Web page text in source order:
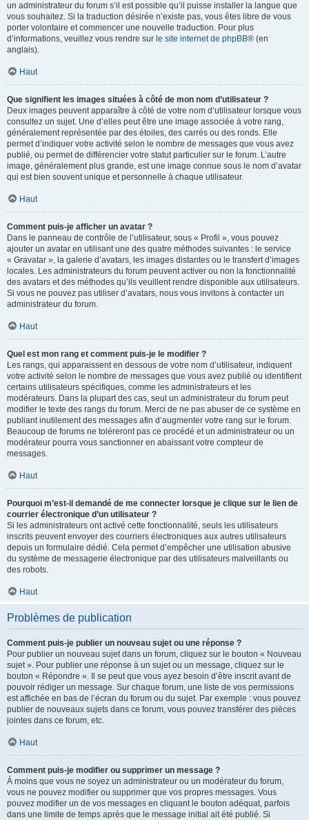
un administrateur du forum s’il est possible qu’il puisse installer la langue que
vous souhaitez. Si la traduction désirée n’existe pas, vous êtes libre de vous
porter volontaire et commencer une nouvelle traduction. Pour plus
d’informations, veuillez vous rendre sur le site internet de phpBB® (en
anglais).
Haut
Que signifient les images situées à côté de mon nom d’utilisateur ?
Deux images peuvent apparaître à côté de votre nom d’utilisateur lorsque vous
consultez un sujet. Une d’elles peut être une image associée à votre rang,
généralement représentée par des étoiles, des carrés ou des ronds. Elle
permet d’indiquer votre activité selon le nombre de messages que vous avez
publié, ou permet de différencier votre statut particulier sur le forum. L’autre
image, généralement plus grande, est une image connue sous le nom d’avatar
qui est bien souvent unique et personnelle à chaque utilisateur.
Haut
Comment puis-je afficher un avatar ?
Dans le panneau de contrôle de l’utilisateur, sous « Profil », vous pouvez
ajouter un avatar en utilisant une des quatre méthodes suivantes : le service
« Gravatar », la galerie d’avatars, les images distantes ou le transfert d’images
locales. Les administrateurs du forum peuvent activer ou non la fonctionnalité
des avatars et des méthodes qu’ils veuillent rendre disponible aux utilisateurs.
Si vous ne pouvez pas utiliser d’avatars, nous vous invitons à contacter un
administrateur du forum.
Haut
Quel est mon rang et comment puis-je le modifier ?
Les rangs, qui apparaissent en dessous de votre nom d’utilisateur, indiquent
votre activité selon le nombre de messages que vous avez publié ou identifient
certains utilisateurs spécifiques, comme les administrateurs et les
modérateurs. Dans la plupart des cas, seul un administrateur du forum peut
modifier le texte des rangs du forum. Merci de ne pas abuser de ce système en
publiant inutilement des messages afin d’augmenter votre rang sur le forum.
Beaucoup de forums ne toléreront pas ce procédé et un administrateur ou un
modérateur pourra vous sanctionner en abaissant votre compteur de
messages.
Haut
Pourquoi m’est-il demandé de me connecter lorsque je clique sur le lien de
courrier électronique d’un utilisateur ?
Si les administrateurs ont activé cette fonctionnalité, seuls les utilisateurs
inscrits peuvent envoyer des courriers électroniques aux autres utilisateurs
depuis un formulaire dédié. Cela permet d’empêcher une utilisation abusive
du système de messagerie électronique par des utilisateurs malveillants ou
des robots.
Haut
Problèmes de publication
Comment puis-je publier un nouveau sujet ou une réponse ?
Pour publier un nouveau sujet dans un forum, cliquez sur le bouton « Nouveau
sujet ». Pour publier une réponse à un sujet ou un message, cliquez sur le
bouton « Répondre ». Il se peut que vous ayez besoin d’être inscrit avant de
pouvoir rédiger un message. Sur chaque forum, une liste de vos permissions
est affichée en bas de l’écran du forum ou du sujet. Par exemple : vous pouvez
publier de nouveaux sujets dans ce forum, vous pouvez transférer des pièces
jointes dans ce forum, etc.
Haut
Comment puis-je modifier ou supprimer un message ?
À moins que vous ne soyez un administrateur ou un modérateur du forum,
vous ne pouvez modifier ou supprimer que vos propres messages. Vous
pouvez modifier un de vos messages en cliquant le bouton adéquat, parfois
dans une limite de temps après que le message initial ait été publié. Si